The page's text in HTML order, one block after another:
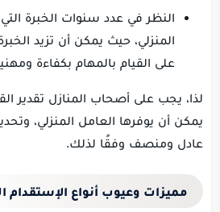
النظر في عدد سنوات الخبرة
المنزلي، حيث يمكن أن تزيد
على القيام بالمهام بكفاءة
لذا، يجب على أصحاب المنازل تقدير
يمكن أن يوفرها العامل المنزلي،
عادل ومنصف وفقًا لذلك.
مميزات وعيوب أنواع الإستقدام